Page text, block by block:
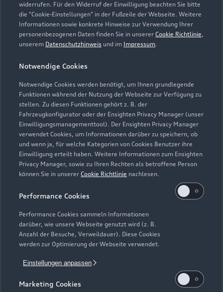
widerrufen. Für den Widerruf der Einwilligung beachten Sie bitte
die "Cookie-Einstellungen" in der Fußzeile der Webseite. Weitere
Informationen sowie konkrete Hinweise zur Verwendung Ihrer
personenbezogenen Daten finden Sie in unserer Cookie Richtlinie,
unserem Datenschutzhinweis und im Impressum.
Notwendige Cookies
Notwendige Cookies werden benötigt, um Ihnen grundlegende
Funktionen während der Nutzung der Webseite zur Verfügung zu
stellen. Zu diesen Funktionen gehört z. B. der
Fahrzeugkonfigurator oder der Ensighten Privacy Manager (unser
Einwilligungsmanagementtool). Der Ensighten Privacy Manager
verwendet Cookies, um Informationen darüber zu speichern, ob
und wenn ja, für welche Kategorien von Cookies Benutzer ihre
Einwilligung erteilt haben. Weitere Informationen zum Ensighten
Privacy Manager, sowie zu Ihren Rechten als betroffene Person
können Sie in unserer Cookie Richtlinie nachlesen.
Performance Cookies
Performance Cookies sammeln Informationen
darüber, wie unsere Webseite genutzt wird (z. B.
Anzahl der Besuche, Verweildauer). Diese Cookies
werden zur Optimierung der Webseite verwendet.
Einstellungen anpassen
Marketing Cookies
Öffnungszeiten
Verkauf
Service
Geschlossen,öffnet amFreitag 07:00
Teile & Zubehörverkauf
Geschlossen,öffnet amFreitag 07:30